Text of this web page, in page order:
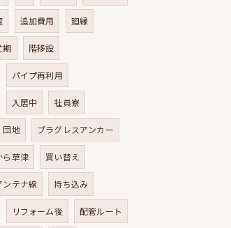
追加費用 廻縁
期 階移設
パイプ再利用
入居中 社員寮
団地 プラグレスアンカー
ら草津 買い替え
ンテナ線 持ち込み
リフォーム後 配管ルート